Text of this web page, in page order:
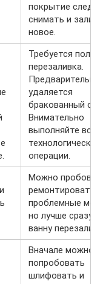
покрытие
снимать и
новое.
Требуется
перезаливка.
Предварительно
удаляется
бракованный
Внимательно
выполняйте все
технологические
операции.
Можно
ремонтировать
проблемные
но лучше сразу
ванну
Вначале можно
попробовать
шлифовать и